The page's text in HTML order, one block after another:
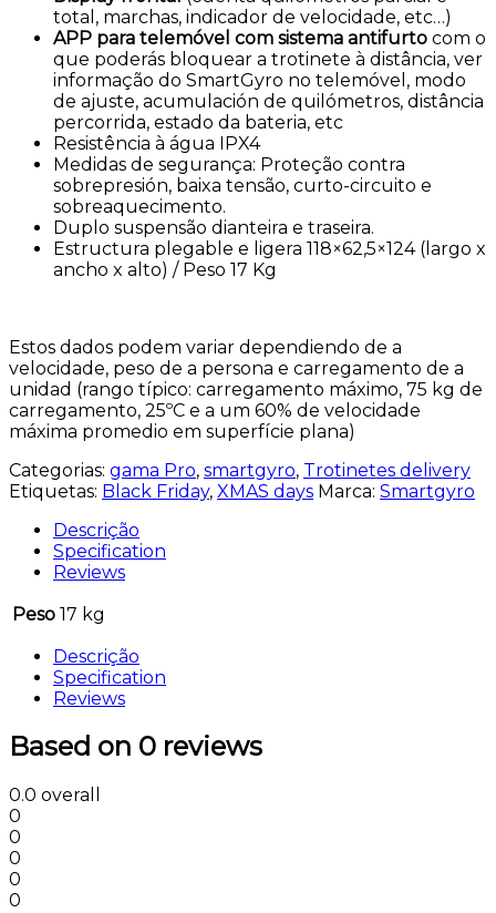
total, marchas, indicador de velocidade, etc…)
APP para telemóvel com sistema antifurto com o
que poderás bloquear a trotinete à distância, ver
informação do SmartGyro no telemóvel, modo
de ajuste, acumulación de quilómetros, distância
percorrida, estado da bateria, etc
Resistência à água IPX4
Medidas de segurança: Proteção contra
sobrepresión, baixa tensão, curto-circuito e
sobreaquecimento.
Duplo suspensão dianteira e traseira.
Estructura plegable e ligera 118×62,5×124 (largo x
ancho x alto) / Peso 17 Kg
Estos dados podem variar dependiendo de a
velocidade, peso de a persona e carregamento de a
unidad (rango típico: carregamento máximo, 75 kg de
carregamento, 25ºC e a um 60% de velocidade
máxima promedio em superfície plana)
Categorias: gama Pro, smartgyro, Trotinetes delivery
Etiquetas: Black Friday, XMAS days Marca: Smartgyro
Descrição
Specification
Reviews
Peso 17 kg
Descrição
Specification
Reviews
Based on 0 reviews
0.0 overall
0
0
0
0
0